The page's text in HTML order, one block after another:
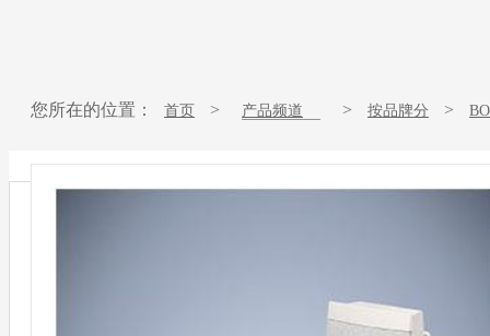
您所在的位置： 首页 > 产品频道 > 按品牌分 >